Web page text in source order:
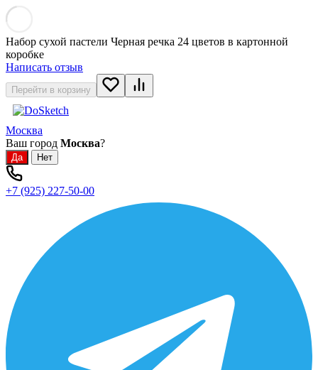
Набор сухой пастели Черная речка 24 цветов в картонной
коробке
Написать отзыв
Перейти в корзину
Москва
Ваш город Москва?
+7 (925) 227-50-00